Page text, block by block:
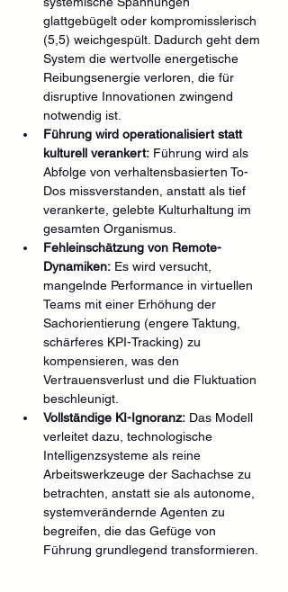
glattgebügelt oder kompromisslerisch
(5,5) weichgespült. Dadurch geht dem
System die wertvolle energetische
Reibungsenergie verloren, die für
disruptive Innovationen zwingend
notwendig ist.
Führung wird operationalisiert statt
kulturell verankert: Führung wird als
Abfolge von verhaltensbasierten To-
Dos missverstanden, anstatt als tief
verankerte, gelebte Kulturhaltung im
gesamten Organismus.
Fehleinschätzung von Remote-
Dynamiken: Es wird versucht,
mangelnde Performance in virtuellen
Teams mit einer Erhöhung der
Sachorientierung (engere Taktung,
schärferes KPI-Tracking) zu
kompensieren, was den
Vertrauensverlust und die Fluktuation
beschleunigt.
Vollständige KI-Ignoranz: Das Modell
verleitet dazu, technologische
Intelligenzsysteme als reine
Arbeitswerkzeuge der Sachachse zu
betrachten, anstatt sie als autonome,
systemverändernde Agenten zu
begreifen, die das Gefüge von
Führung grundlegend transformieren.